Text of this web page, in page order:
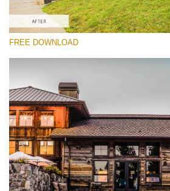
Must-Have Collection
(1432 Lr Presets)
FREE DOWNLOAD